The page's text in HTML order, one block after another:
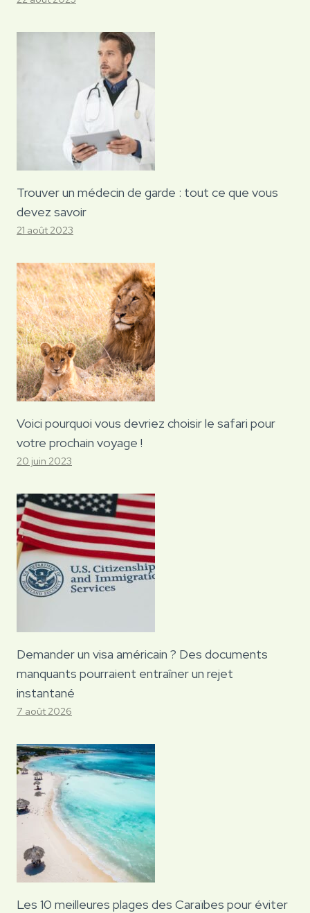
Trouver un médecin de garde : tout ce que vous
devez savoir
21 août 2023
Voici pourquoi vous devriez choisir le safari pour
votre prochain voyage !
20 juin 2023
Demander un visa américain ? Des documents
manquants pourraient entraîner un rejet
instantané
7 août 2026
Les 10 meilleures plages des Caraïbes pour éviter